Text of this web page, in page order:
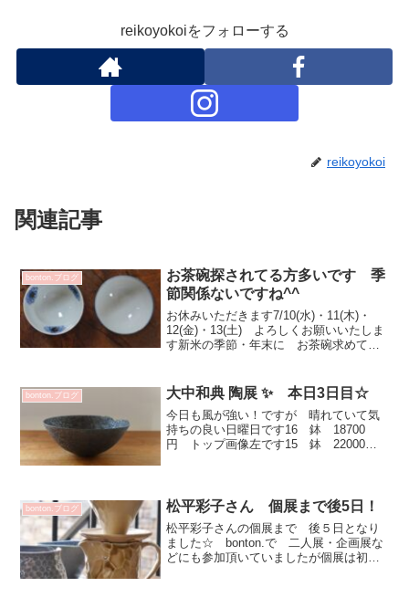
reikoyokoiをフォローする
reikoyokoi
関連記事
bonton.ブログ
お茶碗探されてる方多いです 季
節関係ないですね^^
お休みいただきます7/10(水)・11(木)・
12(金)・13(土) よろしくお願いいたしま
す新米の季節・年末に お茶碗求めてく
ですものね お気に入りのお茶碗で美味
し...
bonton.ブログ 大中和典 陶展 ✨ 本日3日目☆
今日も風が強い！ですが 晴れていて気
持ちの良い日曜日です16 鉢 18700
円 トップ画像左です15 鉢 22000
当...
bonton.ブログ 松平彩子さん 個展まで後5日！
松平彩子さんの個展まで 後５日となり
ました☆ bonton.で 二人展・企画展な
どにも参加頂いていましたが個展は初め